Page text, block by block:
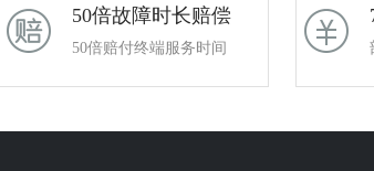
50倍故障时长赔偿
50倍赔付终端服务时间